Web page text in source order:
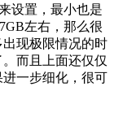
设置，最小也是
左右，那么很
现极限情况的时
而且上面还仅仅
一步细化，很可